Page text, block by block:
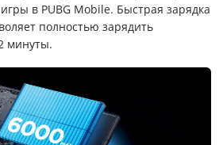
в PUBG Mobile. Быстрая зарядка
полностью зарядить
минуты.